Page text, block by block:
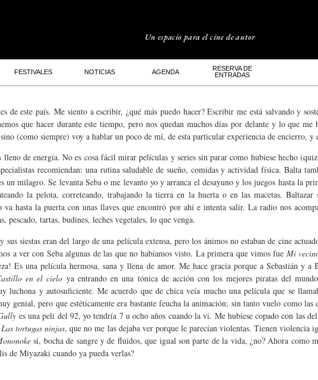
Un espacio para el cine de autor
FESTIVALES NOTICIAS AGENDA
RESERVA DE
ENTRADAS
de este país. Me siento a escribir, ¿qué más puedo hacer? Escribir me está salvando y
que hacer durante este tiempo, pero nos quedan muchos días por delante y lo que
(como siempre) voy a hablar un poco de mí, de esta particular experiencia de encierro, y
lleno de energía. No es cosa fácil mirar películas y series sin parar como hubiese hecho
recomiendan: una rutina saludable de sueño, comidas y actividad física. Balta
un milagro. Se levanta Seba o me levanto yo y arranca el desayuno y los juegos hasta la
la pelota, correteando, trabajando la tierra en la huerta o en las macetas.
va hasta la puerta con unas llaves que encontró por ahí e intenta salir. La radio nos
pescado, tartas, budines, leches vegetales, lo que venga.
siestas eran del largo de una película extensa, pero los ánimos no estaban de cine
a ver con Seba algunas de las que no habíamos visto. La primera que vimos fue Mi
Es una película hermosa, sana y llena de amor. Me hace gracia porque a Sebastián y a
en el cielo ya entrando en una tónica de acción con los mejores piratas del
luchona y autosuficiente. Me acuerdo que de chica veía mucho una película que se
genial, pero que estéticamente era bastante feucha la animación; sin tanto vuelo como
es una peli del 92, yo tendría 7 u ocho años cuando la vi. Me hubiese copado con las
Las tortugas ninjas, que no me las dejaba ver porque le parecían violentas. Tienen violencia
sí, bocha de sangre y de fluidos, que igual son parte de la vida, ¿no? Ahora como
de Miyazaki cuando ya pueda verlas?